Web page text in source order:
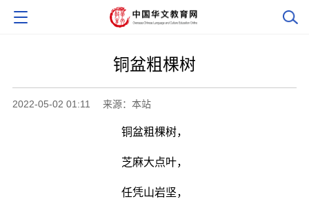
铜盆粗棵树
2022-05-02 01:11 来源：本站
铜盆粗棵树，
芝麻大点叶，
任凭山岩坚，